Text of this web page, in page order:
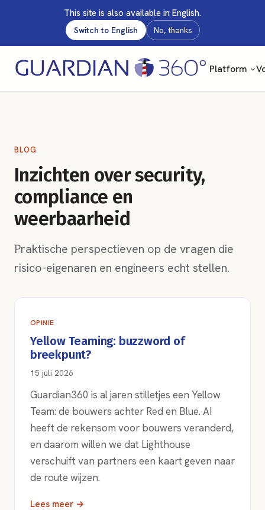
This site is also available in English.
Switch to English No, thanks
Platform
BLOG
Inzichten over security,
compliance en
weerbaarheid
Praktische perspectieven op de vragen die
risico-eigenaren en engineers echt stellen.
OPINIE
Yellow Teaming: buzzword of
breekpunt?
15 juli 2026
Guardian360 is al jaren stilletjes een Yellow
Team: de bouwers achter Red en Blue. AI
heeft de rekensom voor bouwers veranderd,
en daarom willen we dat Lighthouse
verschuift van partners een kaart geven naar
de route wijzen.
Lees meer →